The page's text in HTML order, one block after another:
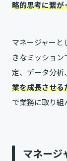
略的思考に繋が
マネージャー
きなミッショ
定、データ分析
業を成長させる
で業務に取り組
マネージ